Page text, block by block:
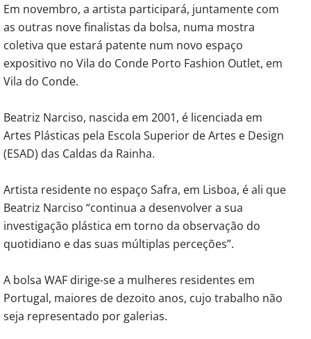
Em novembro, a artista participará, juntamente com
as outras nove finalistas da bolsa, numa mostra
coletiva que estará patente num novo espaço
expositivo no Vila do Conde Porto Fashion Outlet, em
Vila do Conde.
Beatriz Narciso, nascida em 2001, é licenciada em
Artes Plásticas pela Escola Superior de Artes e Design
(ESAD) das Caldas da Rainha.
Artista residente no espaço Safra, em Lisboa, é ali que
Beatriz Narciso “continua a desenvolver a sua
investigação plástica em torno da observação do
quotidiano e das suas múltiplas perceções”.
A bolsa WAF dirige-se a mulheres residentes em
Portugal, maiores de dezoito anos, cujo trabalho não
seja representado por galerias.